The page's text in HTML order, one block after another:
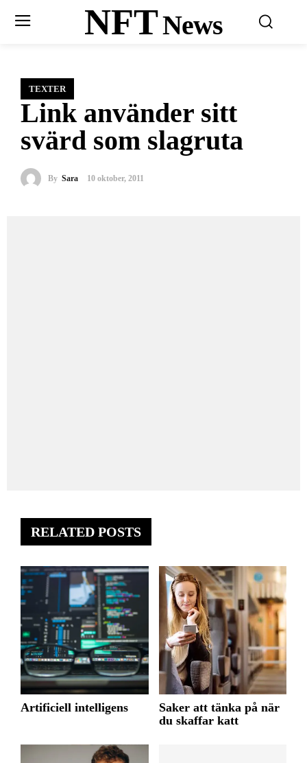
NFTNews
TEXTER
Link använder sitt
svärd som slagruta
By Sara 10 oktober, 2011
RELATED POSTS
Artificiell intelligens
Saker att tänka på när
du skaffar katt